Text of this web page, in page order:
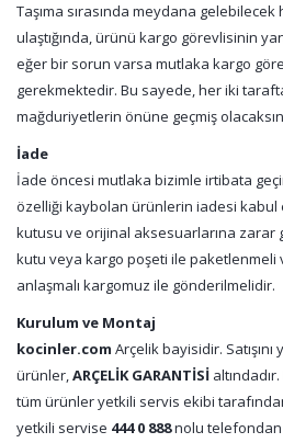
Taşıma sırasında meydana
ulaştığında, ürünü kargo görevlisinin
eğer bir sorun varsa mutlaka kargo
gerekmektedir. Bu sayede, her iki
mağduriyetlerin önüne geçmiş
İade
İade öncesi mutlaka bizimle irtibata
özelliği kaybolan ürünlerin iadesi kabul
kutusu ve orijinal aksesuarlarına zarar
kutu veya kargo poşeti ile
anlaşmalı kargomuz ile gönderilmelidir.
Kurulum ve Montaj
kocinler.com Arçelik bayisidir.
ürünler,ARÇELİK GARANTİSİ
tüm ürünler yetkili servis ekibi tarafından
yetkili servise 444 0 888nolu telefondan